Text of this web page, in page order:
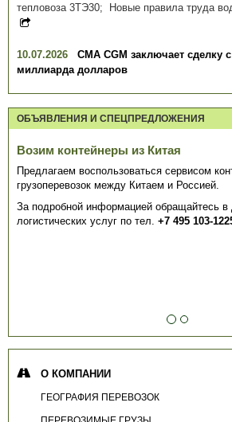
тепловоза 3ТЭ30; Новые правила труда
10.07.2026
CMA CGM заключает сделку
миллиарда долларов
ОБЪЯВЛЕНИЯ И СПЕЦПРЕДЛОЖЕНИЯ
Возим контейнеры из Китая
Предлагаем воспользоваться сервисом
грузоперевозок между Китаем и Россией.
За подробной информацией обращайтесь в
логистических услуг по тел. +7 495 103-
О КОМПАНИИ
ГЕОГРАФИЯ ПЕРЕВОЗОК
ПЕРЕВОЗИМЫЕ ГРУЗЫ